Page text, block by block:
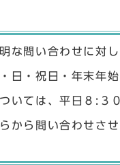
な問い合わせに対
日・祝日・年末年
いては、平日８:３
から問い合わせさ